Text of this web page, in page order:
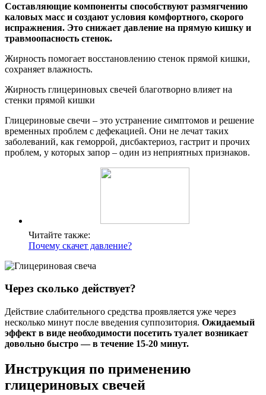
Составляющие компоненты способствуют размягчению
каловых масс и создают условия комфортного, скорого
испражнения. Это снижает давление на прямую кишку и
травмоопасность стенок.
Жирность помогает восстановлению стенок прямой кишки,
сохраняет влажность.
Жирность глицериновых свечей благотворно влияет на
стенки прямой кишки
Глицериновые свечи – это устранение симптомов и решение
временных проблем с дефекацией. Они не лечат таких
заболеваний, как геморрой, дисбактериоз, гастрит и прочих
проблем, у которых запор – один из неприятных признаков.
Читайте также:
Почему скачет давление?
Через сколько действует?
Действие слабительного средства проявляется уже через
несколько минут после введения суппозитория. Ожидаемый
эффект в виде необходимости посетить туалет возникает
довольно быстро — в течение 15-20 минут.
Инструкция по применению
глицериновых свечей